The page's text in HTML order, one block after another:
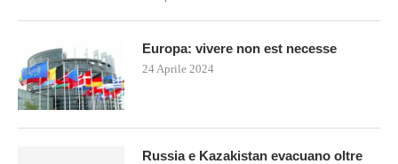
Europa: vivere non est necesse
24 Aprile 2024
Russia e Kazakistan evacuano oltre